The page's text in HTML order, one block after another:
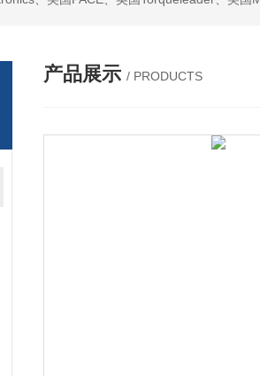
产品展示 / PRODUCTS